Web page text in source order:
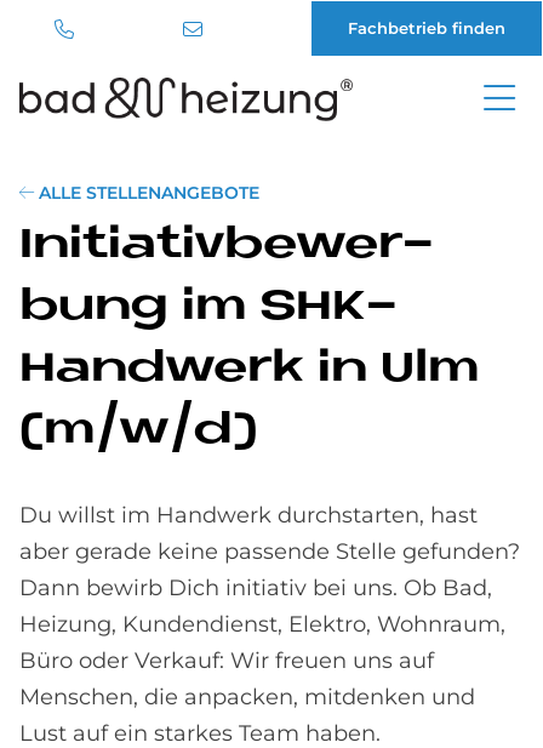
Inhalt
Fachbetrieb finden
ALLE STELLENANGEBOTE
In­itia­tiv­be­wer­
bung im SHK-
Hand­werk in Ulm
(m/w/d)
Du willst im Handwerk durchstarten, hast
aber gerade keine passende Stelle gefunden?
Dann bewirb Dich initiativ bei uns. Ob Bad,
Heizung, Kundendienst, Elektro, Wohnraum,
Büro oder Verkauf: Wir freuen uns auf
Menschen, die anpacken, mitdenken und
Lust auf ein starkes Team haben.